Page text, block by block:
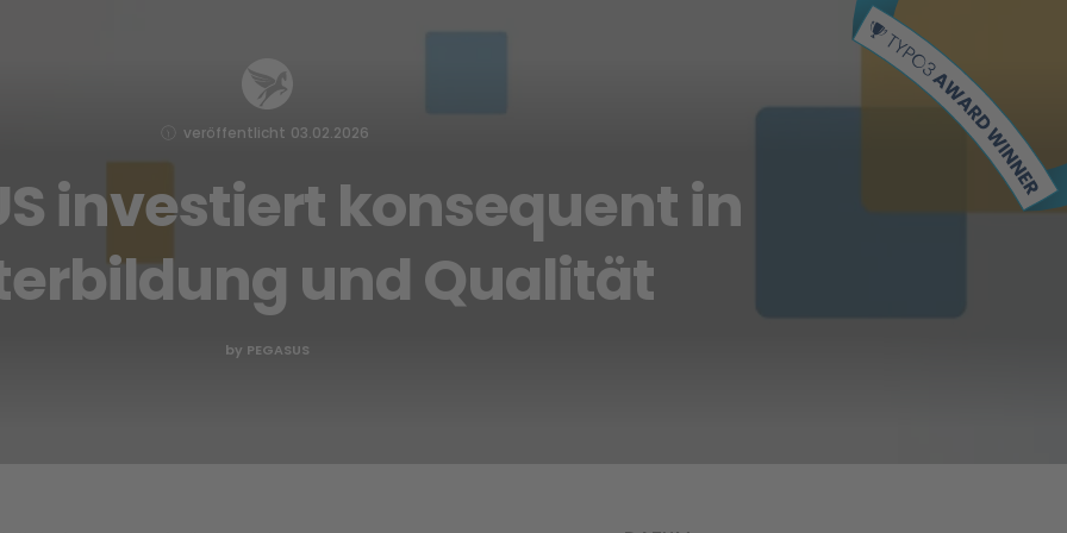
veröffentlicht 03.02.2026
investiert konsequent in
und Qualität
by PEGASUS